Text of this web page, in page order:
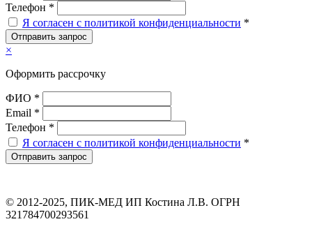
Телефон *
Я согласен с политикой конфиденциальности *
Отправить запрос
×
Оформить рассрочку
ФИО *
Email *
Телефон *
Я согласен с политикой конфиденциальности *
Отправить запрос
© 2012-2025, ПИК-МЕД ИП Костина Л.В. ОГРН
321784700293561